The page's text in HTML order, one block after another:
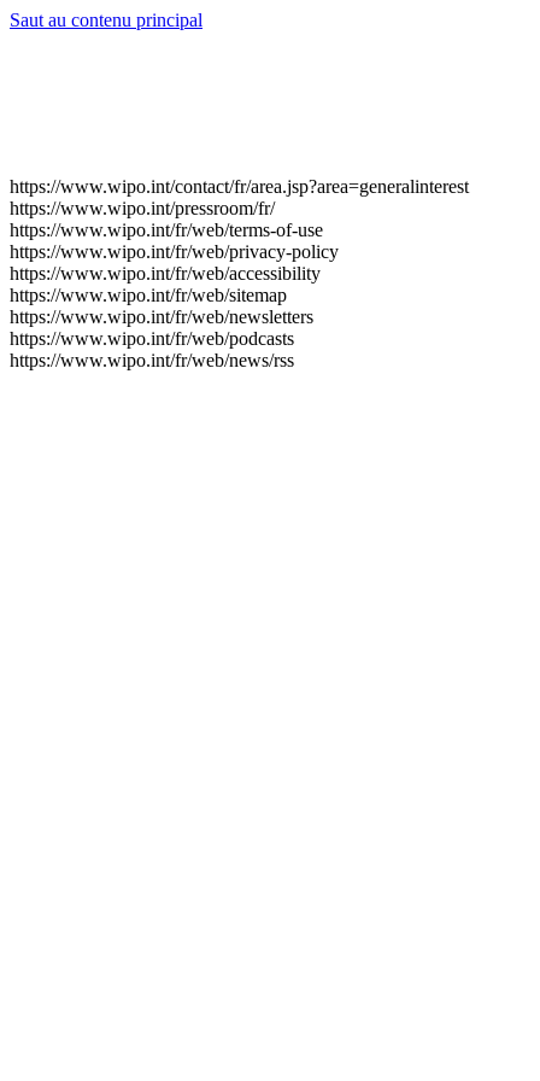
Saut au contenu principal
https://www.wipo.int/contact/fr/area.jsp?area=generalinterest
https://www.wipo.int/pressroom/fr/
https://www.wipo.int/fr/web/terms-of-use
https://www.wipo.int/fr/web/privacy-policy
https://www.wipo.int/fr/web/accessibility
https://www.wipo.int/fr/web/sitemap
https://www.wipo.int/fr/web/newsletters
https://www.wipo.int/fr/web/podcasts
https://www.wipo.int/fr/web/news/rss